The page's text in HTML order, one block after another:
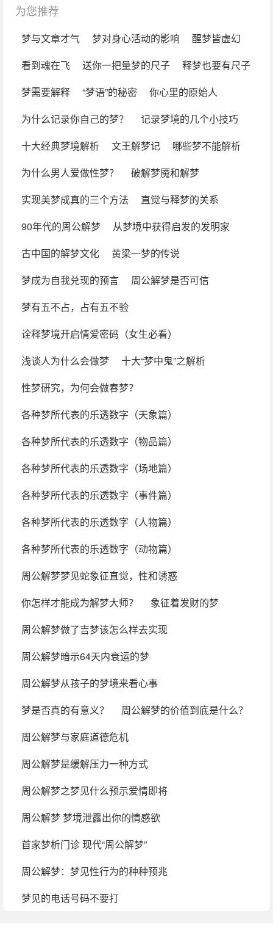
为您推荐
梦与文章才气 梦对身心活动的影响
醒梦皆虚幻
看到魂在飞
送你一把量梦的尺子
释梦也要有尺子
梦需要解释
“梦语”的秘密
你心里的原始人
为什么记录你自己的梦？
记录梦境的几个小技巧
十大经典梦境解析
文王解梦记
哪些梦不能解析
为什么男人爱做性梦？
破解梦魇和解梦
实现美梦成真的三个方法
直觉与释梦的关系
90年代的周公解梦
从梦境中获得启发的发明家
古中国的解梦文化
黄梁一梦的传说
梦成为自我兑现的预言
周公解梦是否可信
梦有五不占，占有五不验
诠释梦境开启情爱密码（女生必看）
浅谈人为什么会做梦
十大“梦中鬼”之解析
性梦研究，为何会做春梦？
各种梦所代表的乐透数字（天象篇）
各种梦所代表的乐透数字（物品篇）
各种梦所代表的乐透数字（场地篇）
各种梦所代表的乐透数字（事件篇）
各种梦所代表的乐透数字（人物篇）
各种梦所代表的乐透数字（动物篇）
周公解梦梦见蛇象征直觉，性和诱惑
你怎样才能成为解梦大师？
象征着发财的梦
周公解梦做了吉梦该怎么样去实现
周公解梦暗示64天内衰运的梦
周公解梦从孩子的梦境来看心事
梦是否真的有意义？
周公解梦的价值到底是什么？
周公解梦与家庭道德危机
周公解梦是缓解压力一种方式
周公解梦之梦见什么预示爱情即将
周公解梦 梦境泄露出你的情感欲
首家梦析门诊 现代“周公解梦”
周公解梦：梦见性行为的种种预兆
梦见的电话号码不要打